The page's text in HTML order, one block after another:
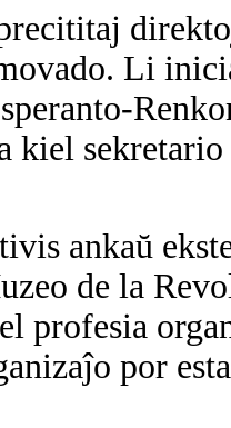
Li
kiel
ankaŭ
de la
profesia
por